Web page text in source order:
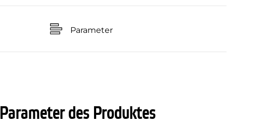
Parameter
Parameter des Produktes